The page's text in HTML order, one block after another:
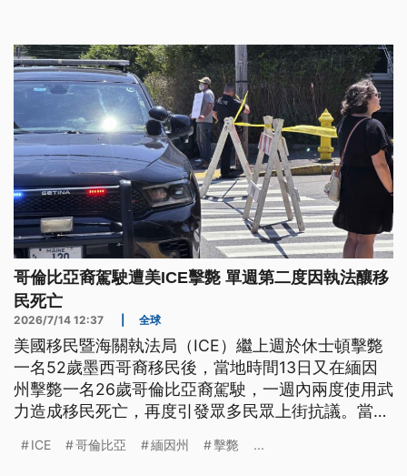
哥倫比亞裔駕駛遭美ICE擊斃 單週第二度因執法釀移
民死亡
2026/7/14 12:37 全球
美國移民暨海關執法局（ICE）繼上週於休士頓擊斃
一名52歲墨西哥裔移民後，當地時間13日又在緬因
州擊斃一名26歲哥倫比亞裔駕駛，一週內兩度使用武
力造成移民死亡，再度引發眾多民眾上街抗議。當地
ICE 哥倫比亞 緬因州 擊斃 ...